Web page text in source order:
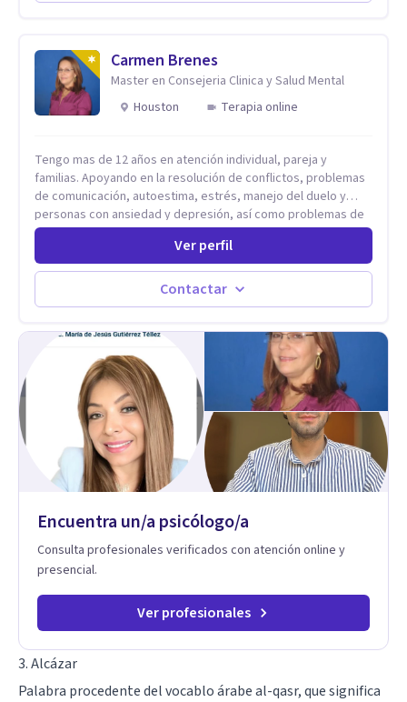
Carmen Brenes
Master en Consejeria Clinica y Salud Mental
Houston
Terapia online
Tengo mas de 12 años en atención individual, pareja y
familias. Apoyando en la resolución de conflictos, problemas
de comunicación, autoestima, estrés, manejo del duelo y
personas con ansiedad y depresión, así como problemas de
conducta y comportamiento. Desarrollo de personas
Estableciendo metas a corto y largo plazo, es vital para la
vida de cada uno tener su propia vision.
Ver perfil
Contactar
Encuentra un/a psicólogo/a
Consulta profesionales verificados con atención online y
presencial.
Ver profesionales
3. Alcázar
Palabra procedente del vocablo árabe al-qasr, que significa